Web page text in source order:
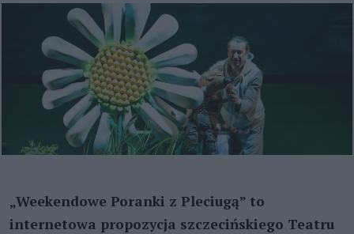
„Weekendowe Poranki z Pleciugą” to
internetowa propozycja szczecińskiego Teatru